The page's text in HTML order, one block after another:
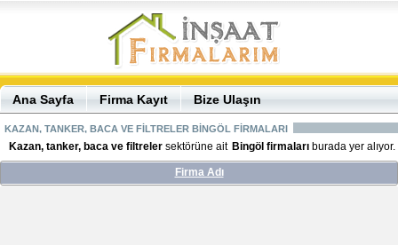
Ana Sayfa Firma Kayıt Bize Ulaşın
KAZAN, TANKER, BACA VE FİLTRELER BİNGÖL FİRMALARI
Kazan, tanker, baca ve filtreler sektörüne ait Bingöl firmaları burada yer alıyor.
Firma Adı